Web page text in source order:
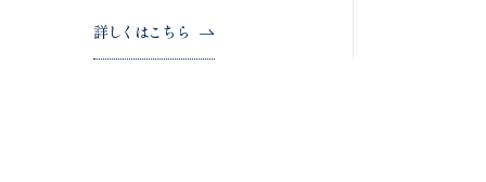
詳しくはこちら